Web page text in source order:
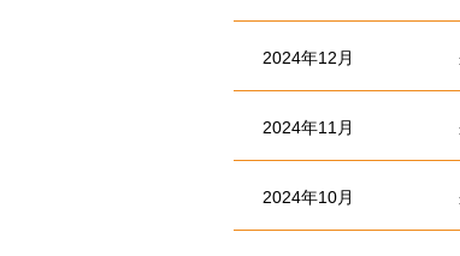
2024年12月
2024年11月
2024年10月